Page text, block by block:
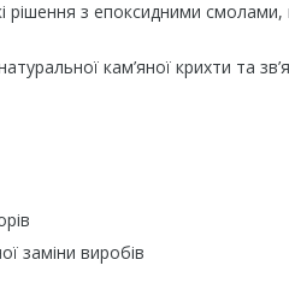
рішення з епоксидними
кам’яної крихти та
заміни виробів